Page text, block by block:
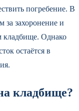
погребение. В
за захоронение и
кладбище. Однако
остаётся в
кладбище?